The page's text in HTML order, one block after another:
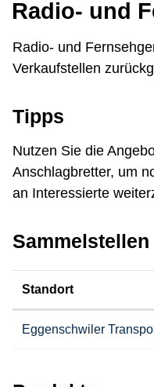
Radio- und
Radio- und
Verkaufstellen
Tipps
Nutzen Sie die
Anschlagbretter, um
an Interessierte
Sammelstellen
Standort
Eggenschwiler